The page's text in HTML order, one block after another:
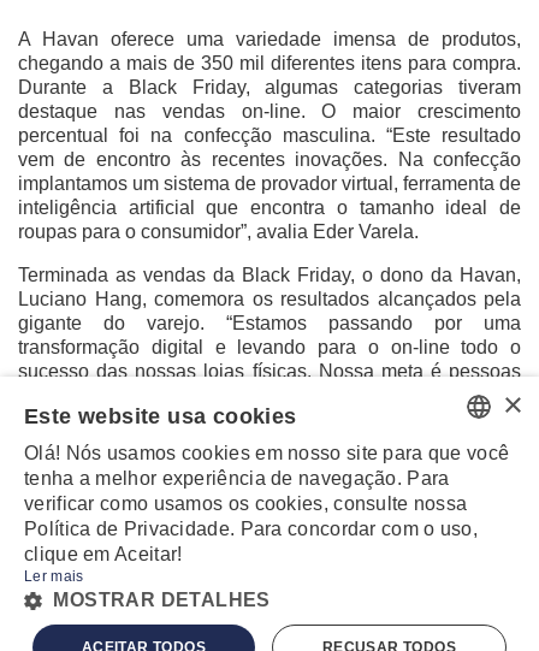
A Havan oferece uma variedade imensa de produtos,
chegando a mais de 350 mil diferentes itens para compra.
Durante a Black Friday, algumas categorias tiveram
destaque nas vendas on-line. O maior crescimento
percentual foi na confecção masculina. “Este resultado
vem de encontro às recentes inovações. Na confecção
implantamos um sistema de provador virtual, ferramenta de
inteligência artificial que encontra o tamanho ideal de
roupas para o consumidor”, avalia Eder Varela.
Terminada as vendas da Black Friday, o dono da Havan,
Luciano Hang, comemora os resultados alcançados pela
gigante do varejo. “Estamos passando por uma
transformação digital e levando para o on-line todo o
sucesso das nossas lojas físicas. Nossa meta é pessoas
encantando pessoas e tecnologia encantando a todos. Em
2021 vamos focar em experiência digital e crescer em
ritmo acelerado”, destaca.
POWERED BY
© 2020 - TODOS DIREITOS RESERVADOS - TERMOS E CONDIÇÕES-
POLÍTICA
PORTUGUESE
ENGLISH
×
Este website usa cookies
Olá! Nós usamos cookies em nosso site para que você
tenha a melhor experiência de navegação. Para
verificar como usamos os cookies, consulte nossa
Política de Privacidade. Para concordar com o uso,
clique em Aceitar!
Ler mais
MOSTRAR DETALHES
ACEITAR TODOS RECUSAR TODOS